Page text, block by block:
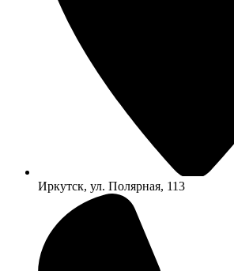
Иркутск, ул. Полярная, 113